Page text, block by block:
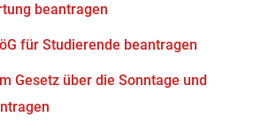
beantragen
für Studierende beantragen
Gesetz über die Sonntage und